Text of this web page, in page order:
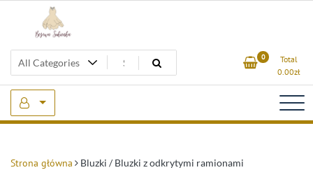
Beżowa Sukienka 0
Total
0.00zł
Strona główna Bluzki / Bluzki z odkrytymi ramionami